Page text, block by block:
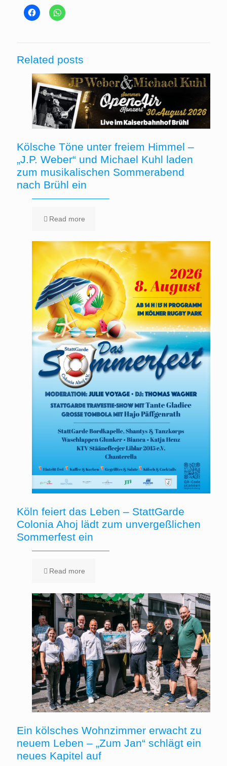
Related posts
Kölsche Töne unter freiem Himmel –
„J.P. Weber“ und Michael Kuhl laden
zum musikalischen Sommerabend
nach Brühl ein
Read more
Köln feiert das Leben – StattGarde
Colonia Ahoj lädt zum unvergeßlichen
Sommerfest ein
Read more
Ein kölsches Wohnzimmer erwacht zu
neuem Leben – „Zum Jan“ schlägt ein
neues Kapitel auf